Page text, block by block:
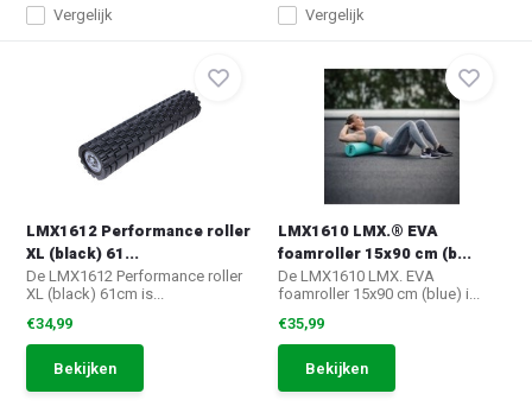
Vergelijk Vergelijk
LMX1612 Performance roller
XL (black) 61...
De LMX1612 Performance roller
XL (black) 61cm is...
€34,99
Bekijken
LMX1610 LMX.® EVA
foamroller 15x90 cm (b...
De LMX1610 LMX. EVA
foamroller 15x90 cm (blue) i...
€35,99
Bekijken